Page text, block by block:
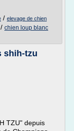
/ elevage de chien
/ chien loup blanc
shih-tzu
TZU" depuis